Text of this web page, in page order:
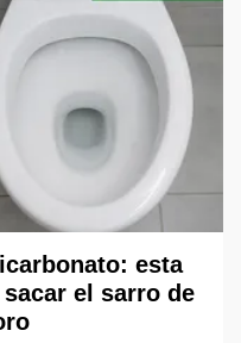
esta
el sarro de